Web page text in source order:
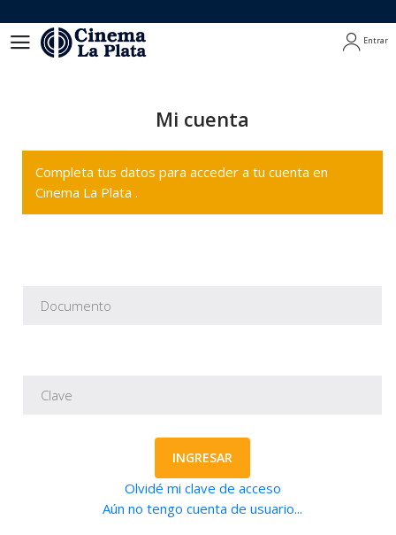
Entrar
Mi cuenta
Completa tus datos para acceder a tu cuenta en
Cinema La Plata .
INGRESAR
Olvidé mi clave de acceso
Aún no tengo cuenta de usuario...